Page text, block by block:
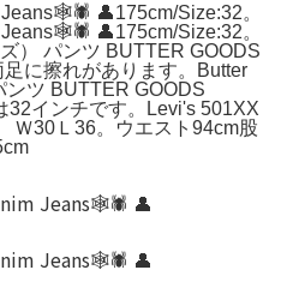
👤175cm/Size:32。
👤175cm/Size:32。
） パンツ BUTTER GOODS
に擦れがあります。Butter
ツ BUTTER GOODS
32インチです。Levi's 501XX
30Ｌ36。ウエスト94cm股